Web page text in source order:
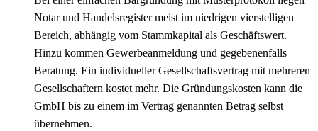
Notar und Handelsregister meist im niedrigen vierstelligen
Bereich, abhängig vom Stammkapital als Geschäftswert.
Hinzu kommen Gewerbeanmeldung und gegebenenfalls
Beratung. Ein individueller Gesellschaftsvertrag mit mehreren
Gesellschaftern kostet mehr. Die Gründungskosten kann die
GmbH bis zu einem im Vertrag genannten Betrag selbst
übernehmen.